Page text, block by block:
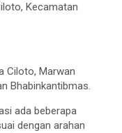
Kecamatan
Ciloto, Marwan
Bhabinkantibmas.
ada beberapa
dengan arahan